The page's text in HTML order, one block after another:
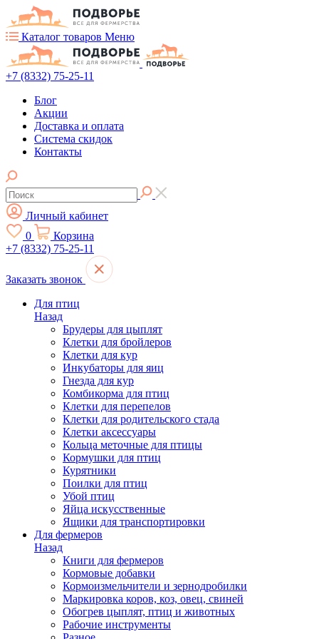
Каталог товаров Меню
+7 (8332) 75-25-11
Блог
Акции
Доставка и оплата
Система скидок
Контакты
Личный кабинет
0
Корзина
+7 (8332) 75-25-11
Заказать звонок
Для птиц
Назад
Брудеры для цыплят
Клетки для бройлеров
Клетки для кур
Инкубаторы для яиц
Гнезда для кур
Комбикорма для птиц
Клетки для перепелов
Клетки для родительского стада
Клетки аксессуары
Кольца меточные для птицы
Кормушки для птиц
Курятники
Поилки для птиц
Убой птиц
Яйца искусственные
Ящики для транспортировки
Для фермеров
Назад
Книги для фермеров
Кормовые добавки
Кормоизмельчители и зернодробилки
Маркировка коров, коз, овец, свиней
Обогрев цыплят, птиц и животных
Рабочие инструменты